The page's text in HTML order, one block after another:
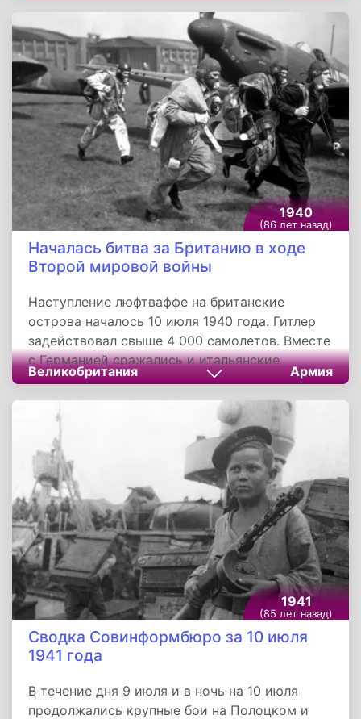
Москвы, подготовленный в специальных
комиссиях под руководством академиков
архитектуры Владимира Семенова и Сергея
Чернышева.
1940
(86 лет назад)
Началась битва за Британию в ходе
Второй мировой войны
Наступление люфтваффе на британские
острова началось 10 июля 1940 года. Гитлер
задействовал свыше 4 000 самолетов. Вместе
с Германией сражались и итальянские
авиационные корпуса. Англичане уступали в
количестве самолетов почти в два раза. На
стороне британцев сражались польские,
французские, американские, канадские,
австралийские, новозеландские и
чехословацкие добровольцы.
Великобритания Армия
1941
(85 лет назад)
Сводка Совинформбюро за 10 июля
1941 года
В течение дня 9 июля и в ночь на 10 июля
продолжались крупные бои на Полоцком и